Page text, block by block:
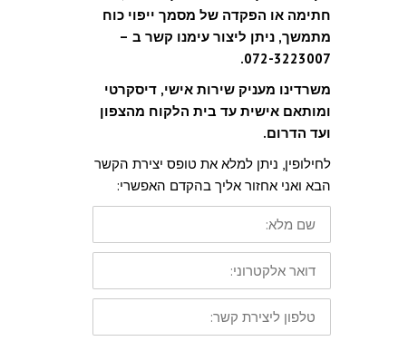
חתימה או הפקדה של מסמך ייפוי כוח
מתמשך, ניתן ליצור עימנו קשר ב –
072-3223007.
משרדינו מעניק שירות אישי, דיסקרטי
ומותאם אישית עד בית הלקוח מהצפון
ועד הדרום.
לחילופין, ניתן למלא את טופס יצירת הקשר
הבא ואני אחזור אליך בהקדם האפשרי:
שם
מלא:
דואר
אלקטרוני:
טלפון
ליצירת
קשר: